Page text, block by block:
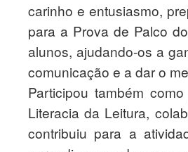
carinho e entusiasmo,
para a Prova de Palco
alunos, ajudando-os a
comunicação e a dar o
Participou também
Literacia da Leitura,
contribuiu para a